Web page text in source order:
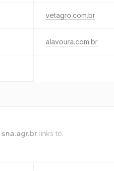
vetagro.com.br
alavoura.com.br
sna.agr.br links to.